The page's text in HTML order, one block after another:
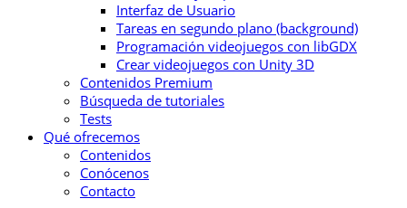
Interfaz de Usuario
Tareas en segundo plano (background)
Programación videojuegos con libGDX
Crear videojuegos con Unity 3D
Contenidos Premium
Búsqueda de tutoriales
Tests
Qué ofrecemos
Contenidos
Conócenos
Contacto